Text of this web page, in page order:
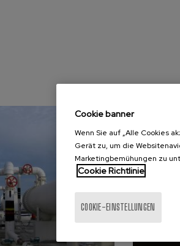
Cookie banner
Wenn Sie auf „Alle Cookies
Gerät zu, um die
Marketingbemühungen zu
Cookie Richtlinie
COOKIE-EINSTELLUNGEN